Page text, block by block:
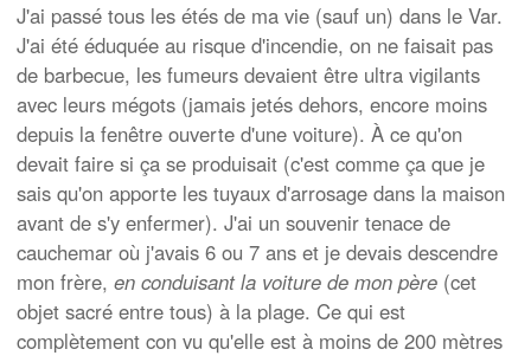
J'ai passé tous les étés de ma vie (sauf un) dans le Var.
J'ai été éduquée au risque d'incendie, on ne faisait pas
de barbecue, les fumeurs devaient être ultra vigilants
avec leurs mégots (jamais jetés dehors, encore moins
depuis la fenêtre ouverte d'une voiture). À ce qu'on
devait faire si ça se produisait (c'est comme ça que je
sais qu'on apporte les tuyaux d'arrosage dans la maison
avant de s'y enfermer). J'ai un souvenir tenace de
cauchemar où j'avais 6 ou 7 ans et je devais descendre
mon frère, en conduisant la voiture de mon père (cet
objet sacré entre tous) à la plage. Ce qui est
complètement con vu qu'elle est à moins de 200 mètres